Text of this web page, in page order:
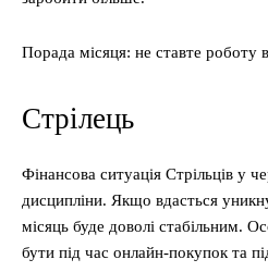
Порада місяця: не ставте роботу
Стрілець
Фінансова ситуація Стрільців у
дисципліни. Якщо вдасться
місяць буде доволі стабільним.
бути під час онлайн-покупок та